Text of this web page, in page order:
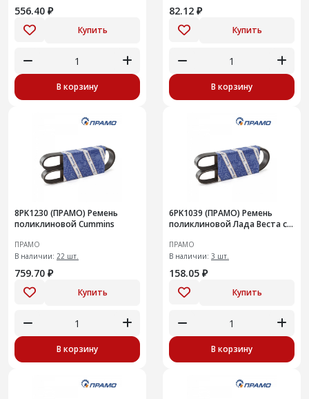
556.40 ₽
Купить
В корзину
82.12 ₽
Купить
В корзину
8PK1230 (ПРАМО) Ремень
поликлиновой Cummins
ПРАМО
В наличии: 22 шт.
759.70 ₽
Купить
В корзину
6PK1039 (ПРАМО) Ремень
поликлиновой Лада Веста с
ПРАМО
В наличии: 3 шт.
158.05 ₽
Купить
В корзину